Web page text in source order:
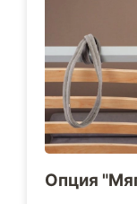
Опция